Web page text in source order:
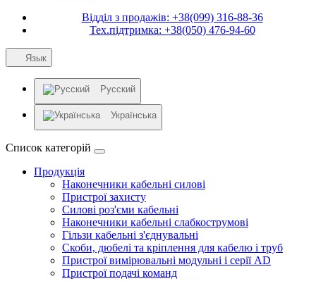
Відділ з продажів: +38(099) 316-88-36
Тех.підтримка: +38(050) 476-94-60
Язык
Русский
Українська
Список категорій
Продукція
Наконечники кабельні силові
Пристрої захисту
Силові роз'єми кабельні
Наконечники кабельні слабкострумові
Гільзи кабельні з'єднувальні
Скоби, дюбелі та кріплення для кабелю і труб
Пристрої вимірювальні модульні і серії AD
Пристрої подачі команд